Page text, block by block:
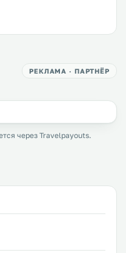
РЕКЛАМА · ПАРТНЁР
через Travelpayouts.